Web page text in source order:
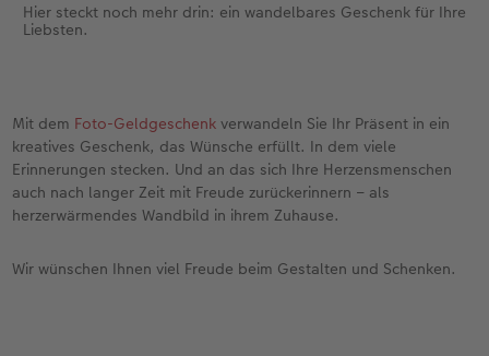
Hier steckt noch mehr drin: ein wandelbares Geschenk für Ihre
Liebsten.
Mit dem Foto-Geldgeschenk verwandeln Sie Ihr Präsent in ein
kreatives Geschenk, das Wünsche erfüllt. In dem viele
Erinnerungen stecken. Und an das sich Ihre Herzensmenschen
auch nach langer Zeit mit Freude zurückerinnern – als
herzerwärmendes Wandbild in ihrem Zuhause.
Wir wünschen Ihnen viel Freude beim Gestalten und Schenken.